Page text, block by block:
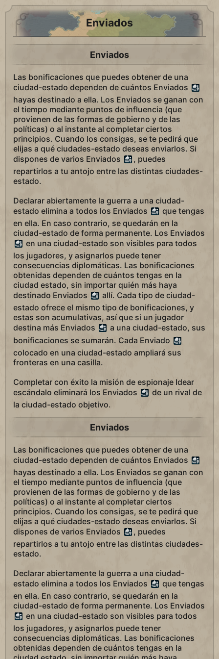
Enviados
Enviados
Las bonificaciones que puedes obtener de una
ciudad-estado dependen de cuántos Enviados
hayas destinado a ella. Los Enviados se ganan con
el tiempo mediante puntos de influencia (que
provienen de las formas de gobierno y de las
políticas) o al instante al completar ciertos
principios. Cuando los consigas, se te pedirá que
elijas a qué ciudades-estado deseas enviarlos. Si
dispones de varios Enviados
, puedes
repartirlos a tu antojo entre las distintas ciudades-
estado.
Declarar abiertamente la guerra a una ciudad-
estado elimina a todos los Enviados
que tengas
en ella. En caso contrario, se quedarán en la
ciudad-estado de forma permanente. Los Enviados
en una ciudad-estado son visibles para todos
los jugadores, y asignarlos puede tener
consecuencias diplomáticas. Las bonificaciones
obtenidas dependen de cuántos tengas en la
ciudad estado, sin importar quién más haya
destinado Enviados
allí. Cada tipo de ciudad-
estado ofrece el mismo tipo de bonificaciones, y
estas son acumulativas, así que si un jugador
destina más Enviados
a una ciudad-estado, sus
bonificaciones se sumarán. Cada Enviado
colocado en una ciudad-estado ampliará sus
fronteras en una casilla.
Completar con éxito la misión de espionaje Idear
escándalo eliminará los Enviados
de un rival de
la ciudad-estado objetivo.
Enviados
Las bonificaciones que puedes obtener de una
ciudad-estado dependen de cuántos Enviados
hayas destinado a ella. Los Enviados se ganan con
el tiempo mediante puntos de influencia (que
provienen de las formas de gobierno y de las
políticas) o al instante al completar ciertos
principios. Cuando los consigas, se te pedirá que
elijas a qué ciudades-estado deseas enviarlos. Si
dispones de varios Enviados
, puedes
repartirlos a tu antojo entre las distintas ciudades-
estado.
Declarar abiertamente la guerra a una ciudad-
estado elimina a todos los Enviados
que tengas
en ella. En caso contrario, se quedarán en la
ciudad-estado de forma permanente. Los Enviados
en una ciudad-estado son visibles para todos
los jugadores, y asignarlos puede tener
consecuencias diplomáticas. Las bonificaciones
obtenidas dependen de cuántos tengas en la